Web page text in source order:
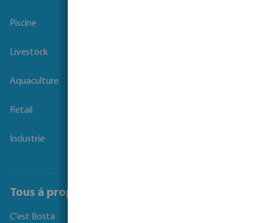
Piscine
Livestock
Aquaculture
Retail
Industrie
Tous á propos de Bosta
C'est Bosta